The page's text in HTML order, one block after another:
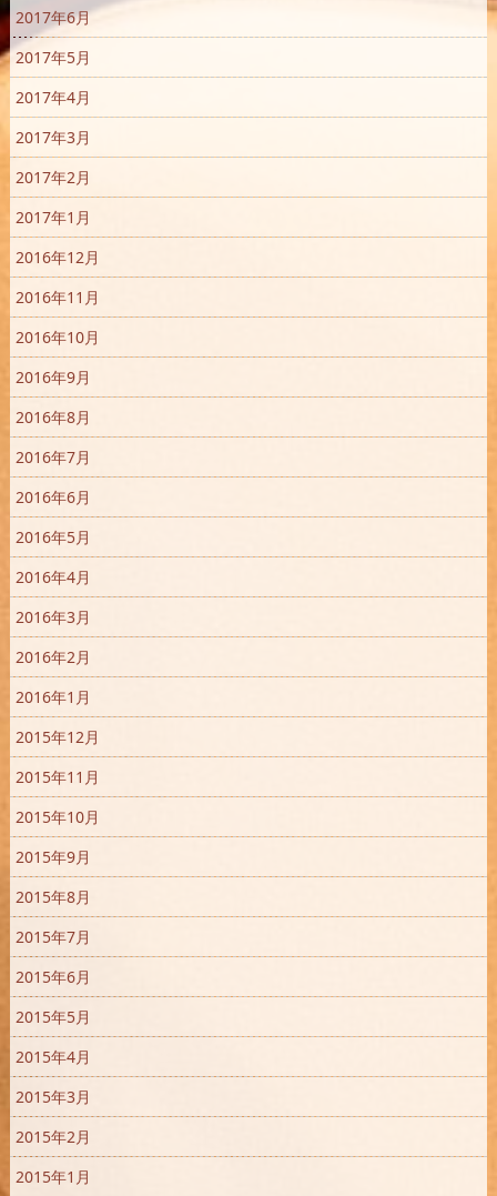
2017年6月
2017年5月
2017年4月
2017年3月
2017年2月
2017年1月
2016年12月
2016年11月
2016年10月
2016年9月
2016年8月
2016年7月
2016年6月
2016年5月
2016年4月
2016年3月
2016年2月
2016年1月
2015年12月
2015年11月
2015年10月
2015年9月
2015年8月
2015年7月
2015年6月
2015年5月
2015年4月
2015年3月
2015年2月
2015年1月